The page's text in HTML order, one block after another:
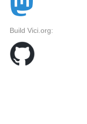
Build Vici.org: